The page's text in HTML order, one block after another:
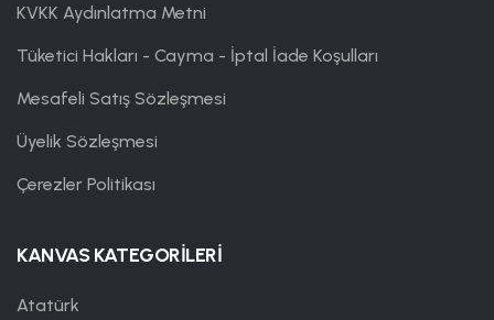
KVKK Aydınlatma Metni
Tüketici Hakları - Cayma - İptal İade Koşulları
Mesafeli Satış Sözleşmesi
Üyelik Sözleşmesi
Çerezler Politikası
KANVAS KATEGORİLERİ
Atatürk